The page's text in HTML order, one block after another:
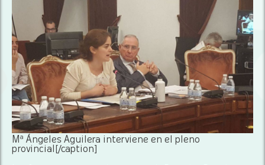
Mª Ángeles Aguilera interviene en el pleno
provincial[/caption]